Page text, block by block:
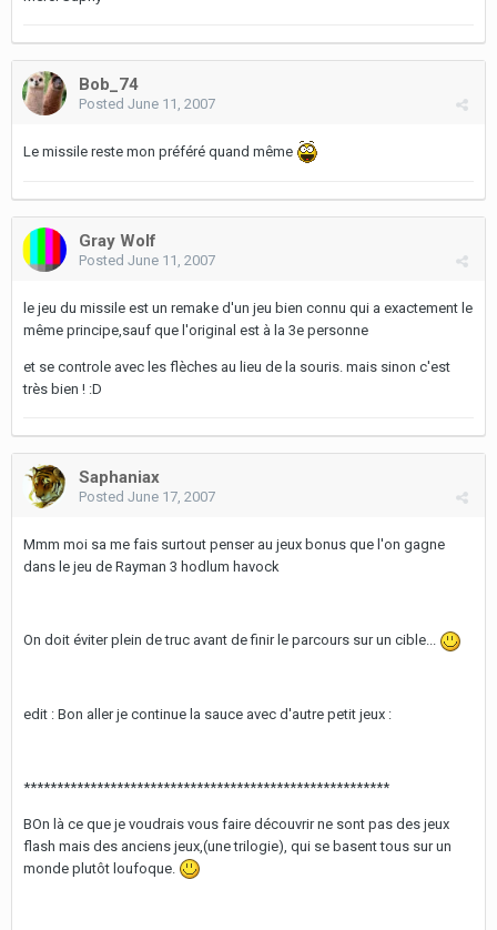
Bob_74
Posted June 11, 2007
Le missile reste mon préféré quand même
Gray Wolf
Posted June 11, 2007
le jeu du missile est un remake d'un jeu bien connu qui a exactement le
même principe,sauf que l'original est à la 3e personne
et se controle avec les flèches au lieu de la souris. mais sinon c'est
très bien ! :D
Saphaniax
Posted June 17, 2007
Mmm moi sa me fais surtout penser au jeux bonus que l'on gagne
dans le jeu de Rayman 3 hodlum havock
On doit éviter plein de truc avant de finir le parcours sur un cible...
edit : Bon aller je continue la sauce avec d'autre petit jeux :
*******************************************************
BOn là ce que je voudrais vous faire découvrir ne sont pas des jeux
flash mais des anciens jeux,(une trilogie), qui se basent tous sur un
monde plutôt loufoque.